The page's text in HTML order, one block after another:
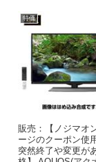
特価
販売：【ノジマオ
ージのクーポン使
突然終了や変更が